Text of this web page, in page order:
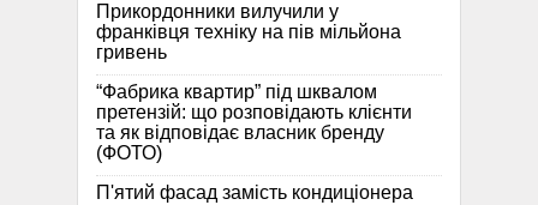
Прикордонники вилучили у
франківця техніку на пів мільйона
гривень
“Фабрика квартир” під шквалом
претензій: що розповідають клієнти
та як відповідає власник бренду
(ФОТО)
П'ятий фасад замість кондиціонера